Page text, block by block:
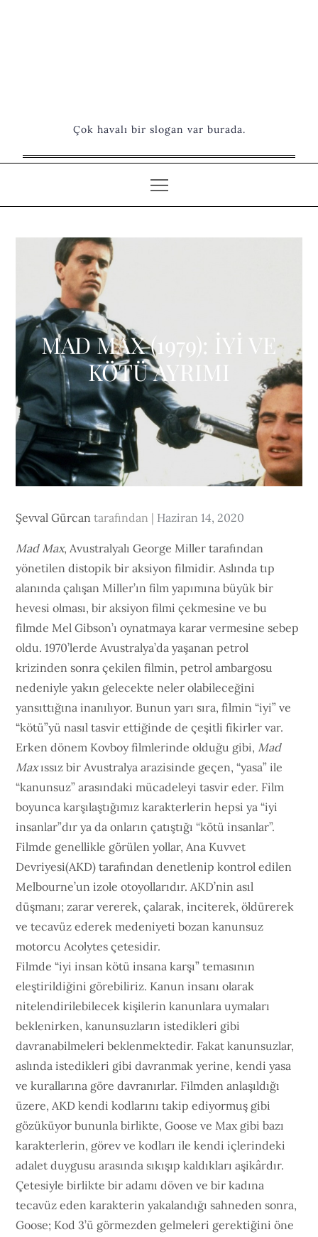
Çok havalı bir slogan var burada.
MAD MAX (1979): İYİ VE
KÖTÜ AYRIMI
Şevval Gürcan tarafından
Posted
Haziran 14, 2020
Mad Max, Avustralyalı George Miller tarafından
yönetilen distopik bir aksiyon filmidir. Aslında tıp
alanında çalışan Miller’ın film yapımına büyük bir
hevesi olması, bir aksiyon filmi çekmesine ve bu
filmde Mel Gibson’ı oynatmaya karar vermesine sebep
oldu. 1970’lerde Avustralya’da yaşanan petrol
krizinden sonra çekilen filmin, petrol ambargosu
nedeniyle yakın gelecekte neler olabileceğini
yansıttığına inanılıyor. Bunun yarı sıra, filmin “iyi” ve
“kötü”yü nasıl tasvir ettiğinde de çeşitli fikirler var.
Erken dönem Kovboy filmlerinde olduğu gibi, Mad
Maxıssız bir Avustralya arazisinde geçen, “yasa” ile
“kanunsuz” arasındaki mücadeleyi tasvir eder. Film
boyunca karşılaştığımız karakterlerin hepsi ya “iyi
insanlar”dır ya da onların çatıştığı “kötü insanlar”.
Filmde genellikle görülen yollar, Ana Kuvvet
Devriyesi(AKD) tarafından denetlenip kontrol edilen
Melbourne’un izole otoyollarıdır. AKD’nin asıl
düşmanı; zarar vererek, çalarak, inciterek, öldürerek
ve tecavüz ederek medeniyeti bozan kanunsuz
motorcu Acolytes çetesidir.
Filmde “iyi insan kötü insana karşı” temasının
eleştirildiğini görebiliriz. Kanun insanı olarak
nitelendirilebilecek kişilerin kanunlara uymaları
beklenirken, kanunsuzların istedikleri gibi
davranabilmeleri beklenmektedir. Fakat kanunsuzlar,
aslında istedikleri gibi davranmak yerine, kendi yasa
ve kurallarına göre davranırlar. Filmden anlaşıldığı
üzere, AKD kendi kodlarını takip ediyormuş gibi
gözüküyor bununla birlikte, Goose ve Max gibi bazı
karakterlerin, görev ve kodları ile kendi içlerindeki
adalet duygusu arasında sıkışıp kaldıkları aşikârdır.
Çetesiyle birlikte bir adamı döven ve bir kadına
tecavüz eden karakterin yakalandığı sahneden sonra,
Goose; Kod 3’ü görmezden gelmeleri gerektiğini öne